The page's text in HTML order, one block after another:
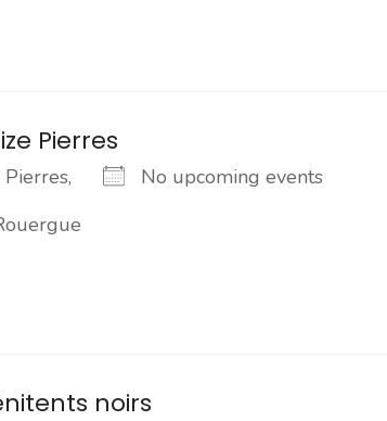
Pierres
No upcoming events
noirs